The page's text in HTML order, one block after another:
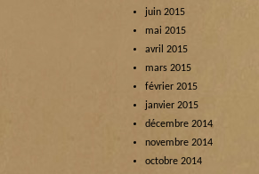
juin 2015
mai 2015
avril 2015
mars 2015
février 2015
janvier 2015
décembre 2014
novembre 2014
octobre 2014